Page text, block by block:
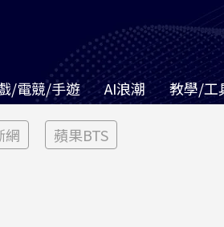
/電競/手遊 AI浪潮 教學/工
網 蘋果BTS